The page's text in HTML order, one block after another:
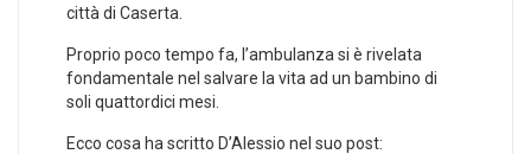
città di Caserta.
Proprio poco tempo fa, l’ambulanza si è rivelata
fondamentale nel salvare la vita ad un bambino di
soli quattordici mesi.
Ecco cosa ha scritto D’Alessio nel suo post: